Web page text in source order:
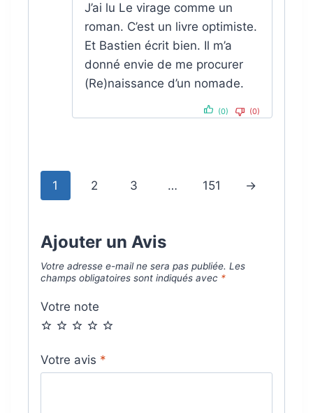
J’ai lu Le virage comme un
roman. C’est un livre optimiste.
Et Bastien écrit bien. Il m’a
donné envie de me procurer
(Re)naissance d’un nomade.
(0) (0)
1 2 3 … 151 →
Ajouter un Avis
Votre adresse e-mail ne sera pas publiée. Les
champs obligatoires sont indiqués avec *
Votre note
Votre avis *